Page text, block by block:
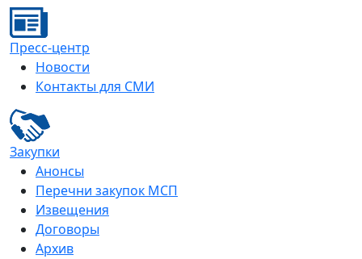
Пресс-центр
Новости
Контакты для СМИ
Закупки
Анонсы
Перечни закупок МСП
Извещения
Договоры
Архив